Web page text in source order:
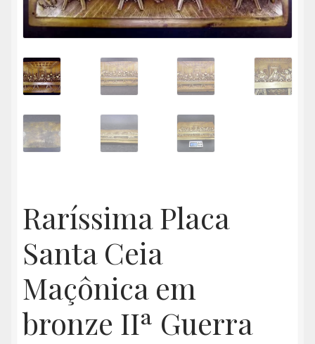
Raríssima Placa
Santa Ceia
Maçônica em
bronze IIª Guerra